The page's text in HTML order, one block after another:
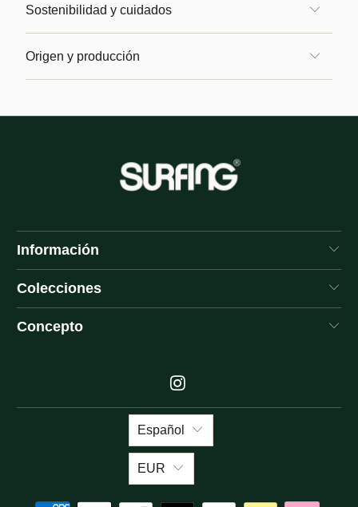
Sostenibilidad y cuidados
Origen y producción
Información
Colecciones
Concepto
Español
EUR